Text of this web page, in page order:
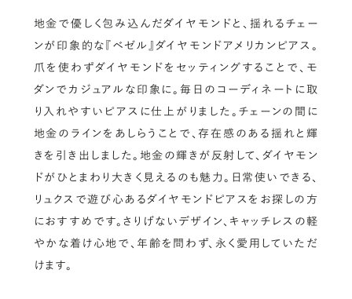
地金で優しく包み込んだダイヤモンドと、揺れるチェー
ンが印象的な『ベゼル』ダイヤモンドアメリカンピアス。
爪を使わずダイヤモンドをセッティングすることで、モ
ダンでカジュアルな印象に。毎日のコーディネートに取
り入れやすいピアスに仕上がりました。チェーンの間に
地金のラインをあしらうことで、存在感のある揺れと輝
きを引き出しました。地金の輝きが反射して、ダイヤモン
ドがひとまわり大きく見えるのも魅力。日常使いできる、
リュクスで遊び心あるダイヤモンドピアスをお探しの方
におすすめです。さりげないデザイン、キャッチレスの軽
やかな着け心地で、年齢を問わず、永く愛用していただ
けます。